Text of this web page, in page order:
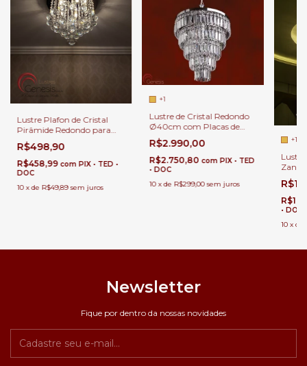
Lustre Plafon de Cristal
Pirâmide Redondo para
Salas de Jantar Sala de
Estar Quarto e Hall de
Entrada
R$498,90
R$458,99 com PIX • TED •
DOC
10 xde R$49,89 sem juros
+1
Lustre de Cristal Redondo
Ø40cm com Placas de
Cristal para Sala de Estar e
Jantar
R$2.990,00
R$2.750,80 com PIX • TED
• DOC
10 xde R$299,00 sem juros
+1
• DOC
10 x de
Newsletter
Fique por dentro da nossas novidades